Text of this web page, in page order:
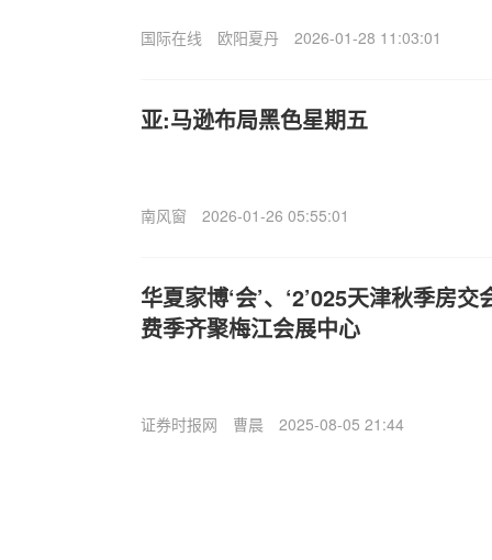
国际在线 欧阳夏丹 2026-01-28 11:03:01
亚:马逊布局黑色星期五
南风窗 2026-01-26 05:55:01
华夏家博‘会’、‘2’025天津秋季房
费季齐聚梅江会展中心
证券时报网 曹晨 2025-08-05 21:44